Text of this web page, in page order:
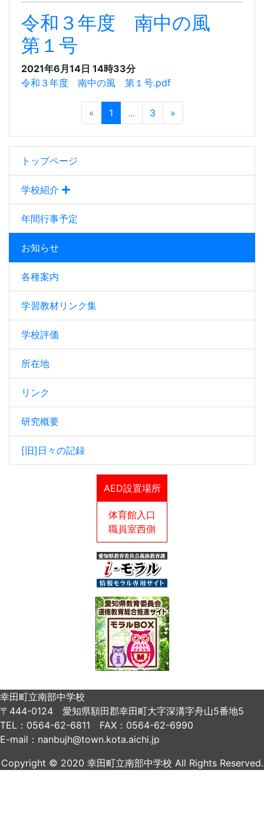
トップページ
学校紹介
年間行事予定
お知らせ
各種案内
学習教材リンク集
学校評価
所在地
リンク
研究概要
[旧]日々の記録
AED設置場所
体育館入口
職員室西側
令和３年度 南中の風
第１号
2021年6月14日 14時33分
令和３年度 南中の風 第１号.pdf
« 1 ... 3 »
幸田町立南部中学校
〒444-0124 愛知県額田郡幸田町大字深溝字舟山5番地5
TEL：0564-62-6811 FAX：0564-62-6990
E-mail：nanbujh@town.kota.aichi.jp
Copyright © 2020 幸田町立南部中学校 All Rights Reserved.